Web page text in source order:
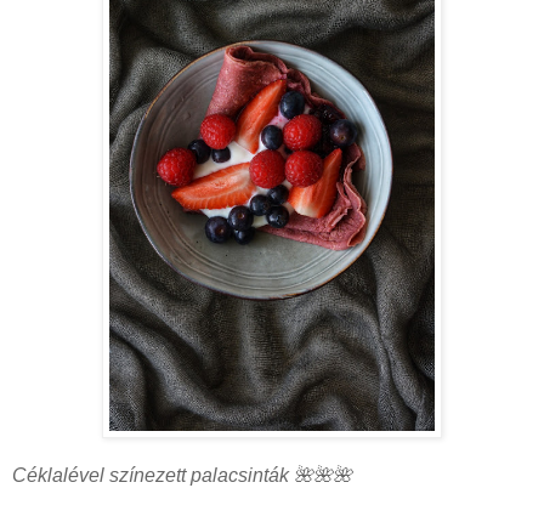
Céklalével színezett palacsinták 🌺🌺🌺